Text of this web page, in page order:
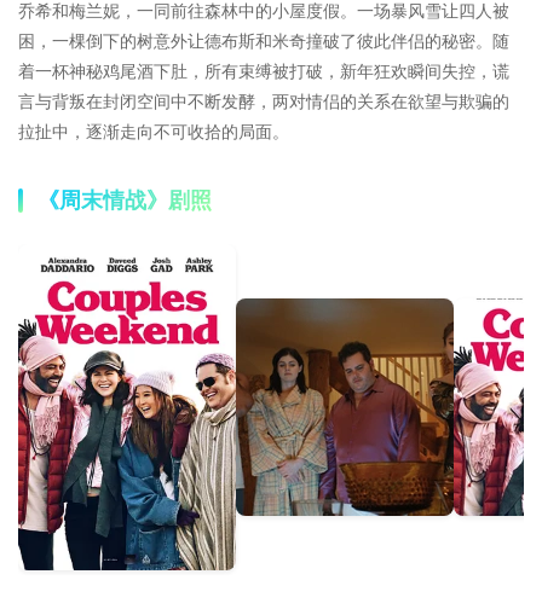
乔希和梅兰妮，一同前往森林中的小屋度假。一场暴风雪让四人被
困，一棵倒下的树意外让德布斯和米奇撞破了彼此伴侣的秘密。随
着一杯神秘鸡尾酒下肚，所有束缚被打破，新年狂欢瞬间失控，谎
言与背叛在封闭空间中不断发酵，两对情侣的关系在欲望与欺骗的
拉扯中，逐渐走向不可收拾的局面。
《周末情战》剧照